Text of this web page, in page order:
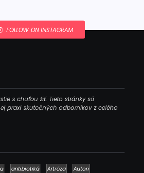
FOLLOW ON INSTAGRAM
s chuťou žiť. Tieto stránky sú
praxi skutočných odborníkov z celého
antibiotiká Artróza
Autori